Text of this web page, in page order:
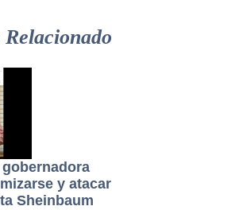
y atacar
Sheinbaum